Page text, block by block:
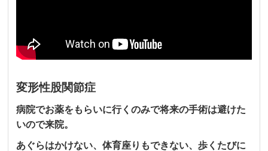
変形性股関節症
病院でお薬をもらいに行くのみで将来の手術は避けた
いので来院。
あぐらはかけない、体育座りもできない、歩くたびに